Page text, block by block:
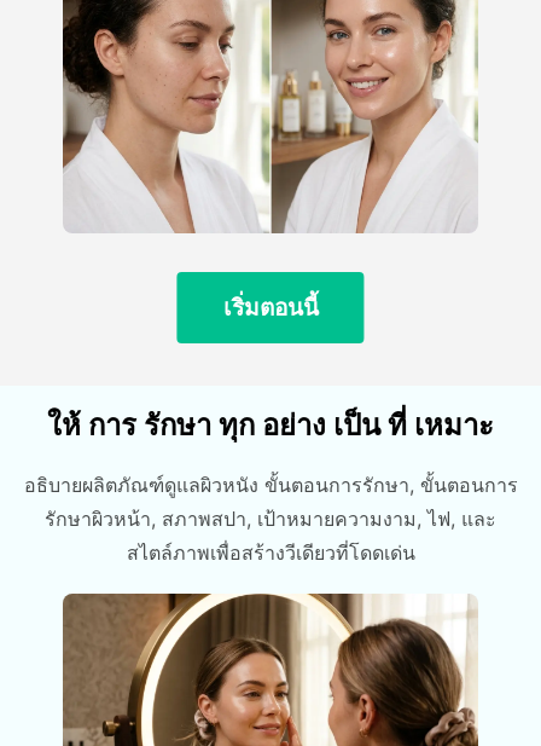
เริ่มตอนนี้
ให้ การ รักษา ทุก อย่าง เป็น ที่ เหมาะ
อธิบายผลิตภัณฑ์ดูแลผิวหนัง ขั้นตอนการรักษา, ขั้นตอนการ
รักษาผิวหน้า, สภาพสปา, เป้าหมายความงาม, ไฟ, และ
สไตล์ภาพเพื่อสร้างวีเดียวที่โดดเด่น